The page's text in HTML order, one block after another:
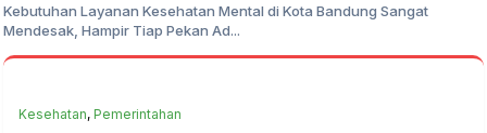
Kebutuhan Layanan Kesehatan Mental di Kota Bandung Sangat
Mendesak, Hampir Tiap Pekan Ad...
Kesehatan, Pemerintahan